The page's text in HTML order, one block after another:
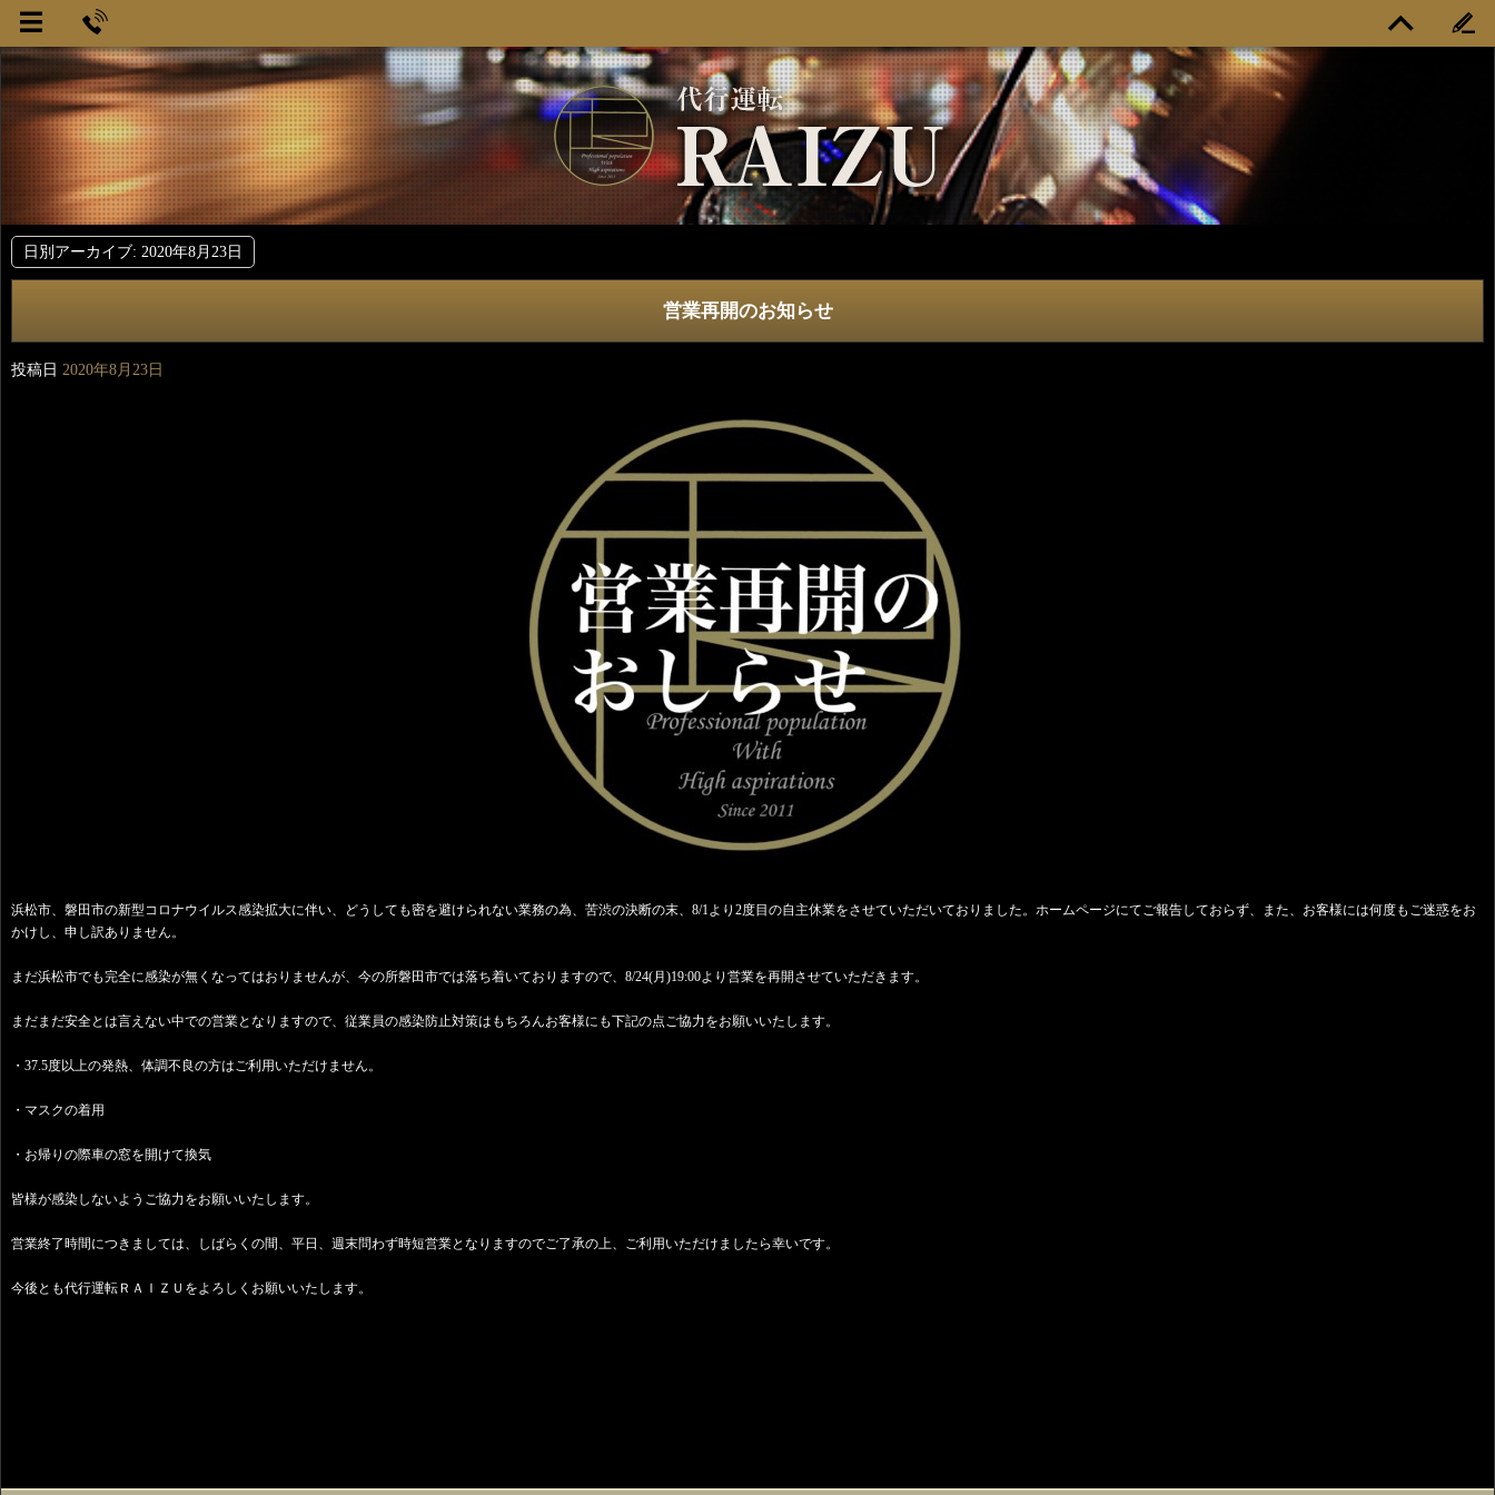
日別アーカイブ: 2020年8月23日
営業再開のお知らせ
投稿日 2020年8月23日
浜松市、磐田市の新型コロナウイルス感染拡大に伴い、どうしても密を避けられない業務の為、苦渋の決断の末、8/1より2度目の自主休業をさせていただいておりました。ホームページにてご報告しておらず、また、お客様には何度もご迷惑をお
かけし、申し訳ありません。
まだ浜松市でも完全に感染が無くなってはおりませんが、今の所磐田市では落ち着いておりますので、8/24(月)19:00より営業を再開させていただきます。
まだまだ安全とは言えない中での営業となりますので、従業員の感染防止対策はもちろんお客様にも下記の点ご協力をお願いいたします。
・37.5度以上の発熱、体調不良の方はご利用いただけません。
・マスクの着用
・お帰りの際車の窓を開けて換気
皆様が感染しないようご協力をお願いいたします。
営業終了時間につきましては、しばらくの間、平日、週末問わず時短営業となりますのでご了承の上、ご利用いただけましたら幸いです。
今後とも代行運転ＲＡＩＺＵをよろしくお願いいたします。